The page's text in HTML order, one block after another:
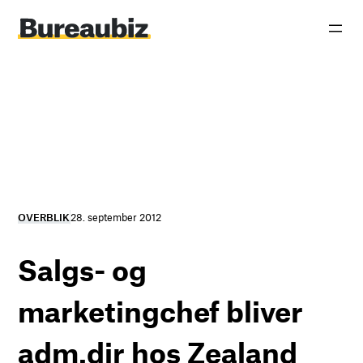
indhold
OVERBLIK28. september 2012
Salgs- og
marketingchef bliver
adm.dir hos Zealand